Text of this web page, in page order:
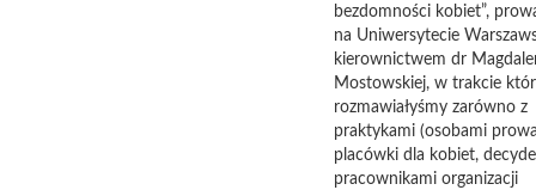
bezdomności kobiet”,
na Uniwersytecie
kierownictwem dr
Mostowskiej, w trakcie
rozmawiałyśmy zarówno z
praktykami (osobami
placówki dla kobiet,
pracownikami organizacji